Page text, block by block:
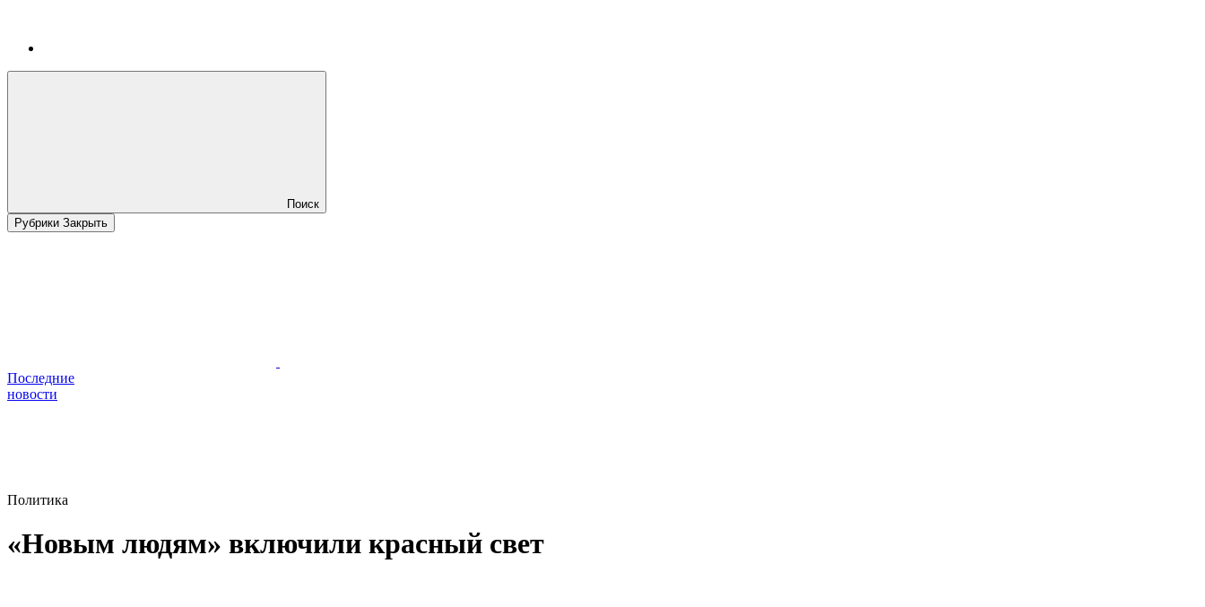
Поиск
Рубрики Закрыть
Последние
новости
Политика
«Новым людям» включили красный свет